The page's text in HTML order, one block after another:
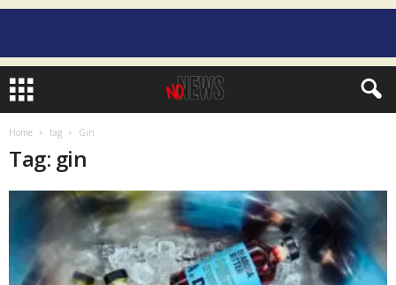
Home tag Gin
Tag: gin